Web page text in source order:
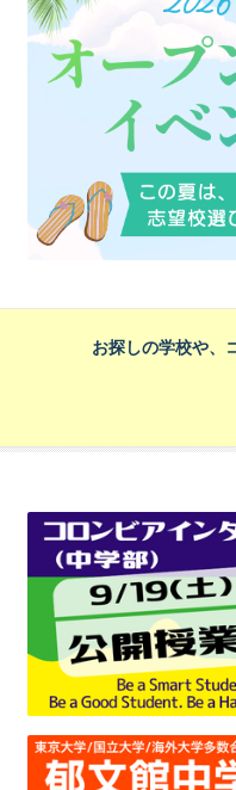
お探しの学校や、